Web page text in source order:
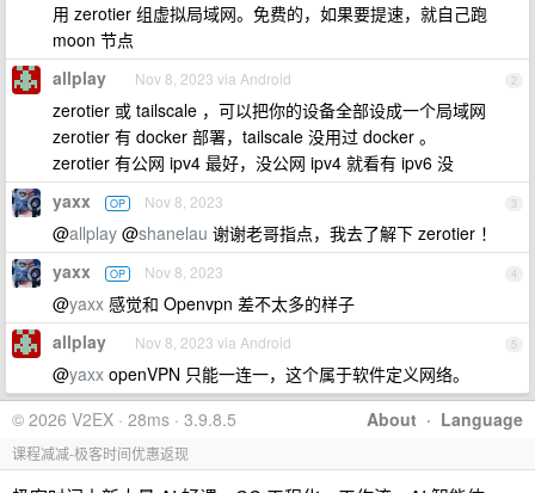
用 zerotier 组虚拟局域网。免费的，如果要提速，就自己跑
moon 节点
2
allplay Nov 8, 2023 via Android
zerotier 或 tailscale ，可以把你的设备全部设成一个局域网
zerotier 有 docker 部署，tailscale 没用过 docker 。
zerotier 有公网 ipv4 最好，没公网 ipv4 就看有 ipv6 没
3
yaxx OP Nov 8, 2023
@allplay @shanelau 谢谢老哥指点，我去了解下 zerotier ！
4
yaxx OP Nov 8, 2023
@yaxx 感觉和 Openvpn 差不太多的样子
5
allplay Nov 8, 2023 via Android
@yaxx openVPN 只能一连一，这个属于软件定义网络。
About · Language
© 2026 V2EX · 28ms · 3.9.8.5
课程减减-极客时间优惠返现